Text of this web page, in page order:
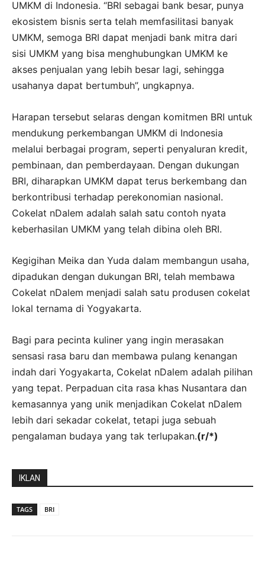
UMKM di Indonesia. “BRI sebagai bank besar, punya
ekosistem bisnis serta telah memfasilitasi banyak
UMKM, semoga BRI dapat menjadi bank mitra dari
sisi UMKM yang bisa menghubungkan UMKM ke
akses penjualan yang lebih besar lagi, sehingga
usahanya dapat bertumbuh”, ungkapnya.
Harapan tersebut selaras dengan komitmen BRI untuk
mendukung perkembangan UMKM di Indonesia
melalui berbagai program, seperti penyaluran kredit,
pembinaan, dan pemberdayaan. Dengan dukungan
BRI, diharapkan UMKM dapat terus berkembang dan
berkontribusi terhadap perekonomian nasional.
Cokelat nDalem adalah salah satu contoh nyata
keberhasilan UMKM yang telah dibina oleh BRI.
Kegigihan Meika dan Yuda dalam membangun usaha,
dipadukan dengan dukungan BRI, telah membawa
Cokelat nDalem menjadi salah satu produsen cokelat
lokal ternama di Yogyakarta.
Bagi para pecinta kuliner yang ingin merasakan
sensasi rasa baru dan membawa pulang kenangan
indah dari Yogyakarta, Cokelat nDalem adalah pilihan
yang tepat. Perpaduan cita rasa khas Nusantara dan
kemasannya yang unik menjadikan Cokelat nDalem
lebih dari sekadar cokelat, tetapi juga sebuah
pengalaman budaya yang tak terlupakan.(r/*)
IKLAN
TAGS BRI